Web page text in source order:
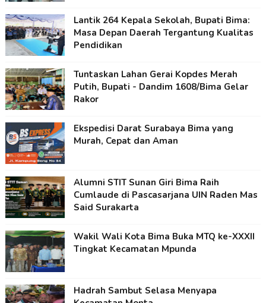
Lantik 264 Kepala Sekolah, Bupati Bima:
Masa Depan Daerah Tergantung Kualitas
Pendidikan
Tuntaskan Lahan Gerai Kopdes Merah
Putih, Bupati - Dandim 1608/Bima Gelar
Rakor
Ekspedisi Darat Surabaya Bima yang
Murah, Cepat dan Aman
Alumni STIT Sunan Giri Bima Raih
Cumlaude di Pascasarjana UIN Raden Mas
Said Surakarta
Wakil Wali Kota Bima Buka MTQ ke-XXXII
Tingkat Kecamatan Mpunda
Hadrah Sambut Selasa Menyapa